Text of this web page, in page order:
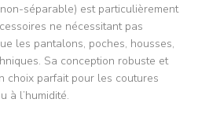
séparable) est particulièrement
ne nécessitant pas
les pantalons, poches, housses,
Sa conception robuste et
choix parfait pour les coutures
à l’humidité.